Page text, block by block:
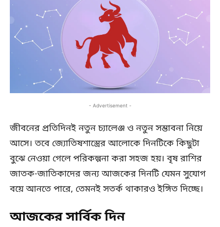
- Advertisement -
জীবনের প্রতিদিনই নতুন চ্যালেঞ্জ ও নতুন সম্ভাবনা নিয়ে
আসে। তবে জ্যোতিষশাস্ত্রের আলোকে দিনটিকে কিছুটা
বুঝে নেওয়া গেলে পরিকল্পনা করা সহজ হয়। বৃষ রাশির
জাতক-জাতিকাদের জন্য আজকের দিনটি যেমন সুযোগ
বয়ে আনতে পারে, তেমনই সতর্ক থাকারও ইঙ্গিত দিচ্ছে।
আজকের সার্বিক দিন